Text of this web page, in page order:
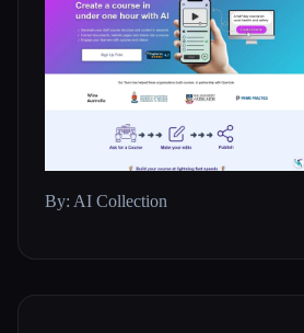
By: AI Collection